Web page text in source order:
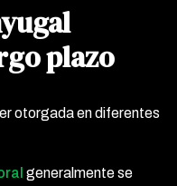
plazo
otorgada en diferentes
generalmente se